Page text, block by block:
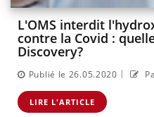
L'OMS interdit
contre la Covid :
Discovery?
Publié le 26.05.2020 |
LIRE L'ARTICLE